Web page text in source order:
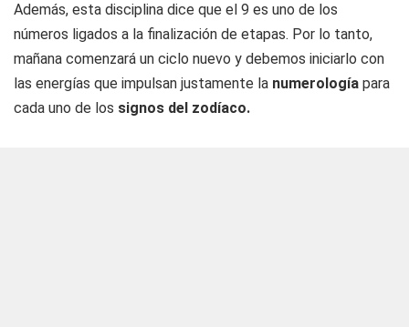
Además, esta disciplina dice que el 9 es uno de los
números ligados a la finalización de etapas. Por lo tanto,
mañana comenzará un ciclo nuevo y debemos iniciarlo con
las energías que impulsan justamente la numerología para
cada uno de los signos del zodíaco.